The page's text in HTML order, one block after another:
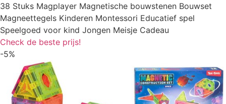
38 Stuks Magplayer Magnetische bouwstenen Bouwset
Magneettegels Kinderen Montessori Educatief spel
Speelgoed voor kind Jongen Meisje Cadeau
Check de beste prijs!
-5%